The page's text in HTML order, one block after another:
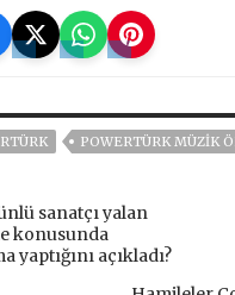
POWERTÜRK MÜZIK
sanatçı yalan
konusunda
yaptığını açıkladı?